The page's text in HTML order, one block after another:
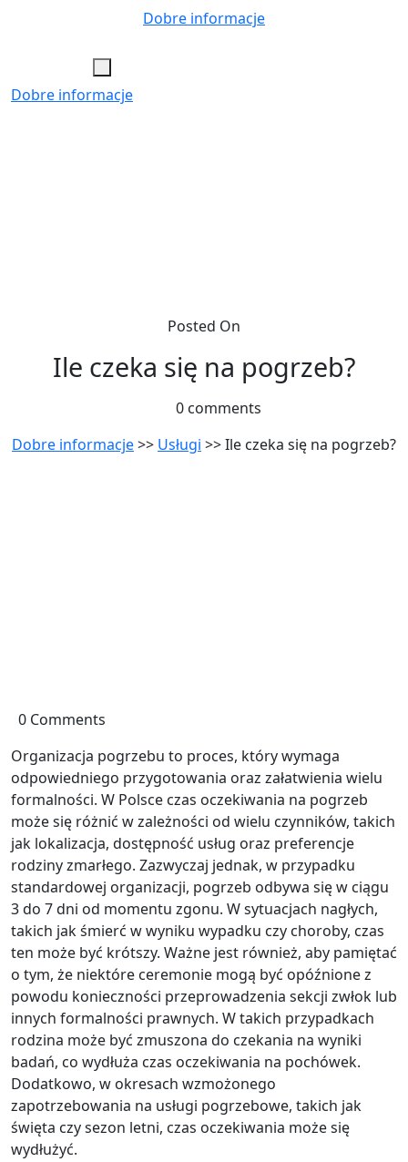
Dobre informacje
Dobre informacje
Posted On
Ile czeka się na pogrzeb?
0 comments
Dobre informacje>> Usługi >> Ile czeka się na pogrzeb?
0 Comments
Organizacja pogrzebu to proces, który wymaga
odpowiedniego przygotowania oraz załatwienia wielu
formalności. W Polsce czas oczekiwania na pogrzeb
może się różnić w zależności od wielu czynników, takich
jak lokalizacja, dostępność usług oraz preferencje
rodziny zmarłego. Zazwyczaj jednak, w przypadku
standardowej organizacji, pogrzeb odbywa się w ciągu
3 do 7 dni od momentu zgonu. W sytuacjach nagłych,
takich jak śmierć w wyniku wypadku czy choroby, czas
ten może być krótszy. Ważne jest również, aby pamiętać
o tym, że niektóre ceremonie mogą być opóźnione z
powodu konieczności przeprowadzenia sekcji zwłok lub
innych formalności prawnych. W takich przypadkach
rodzina może być zmuszona do czekania na wyniki
badań, co wydłuża czas oczekiwania na pochówek.
Dodatkowo, w okresach wzmożonego
zapotrzebowania na usługi pogrzebowe, takich jak
święta czy sezon letni, czas oczekiwania może się
wydłużyć.